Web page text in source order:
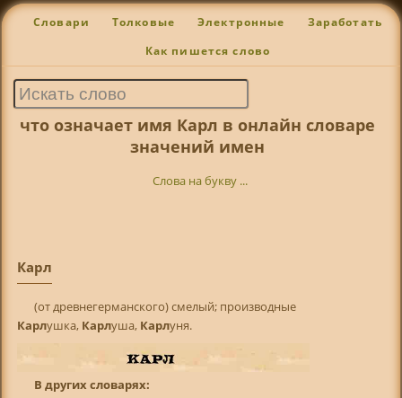
Словари Толковые Электронные Заработать
Как пишется слово
что означает имя Карл в онлайн словаре
значений имен
Слова на букву ...
Карл
(от древнегерманского) смелый; производные
Карлушка, Карлуша, Карлуня.
В других словарях: